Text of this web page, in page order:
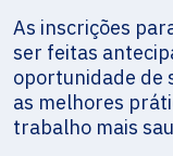
As inscrições
ser feitas
oportunidade de
as melhores
trabalho mais